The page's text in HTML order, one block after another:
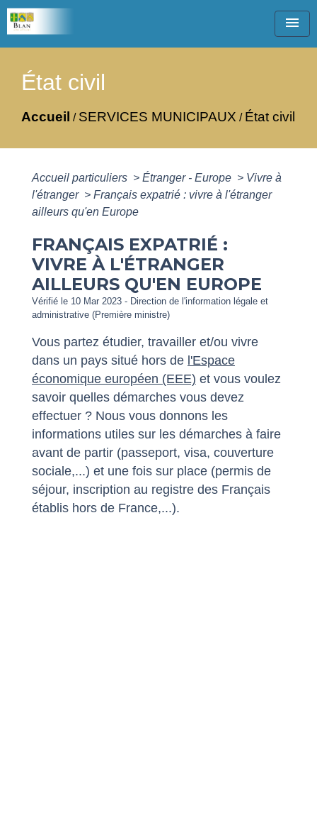
menu
État civil
Accueil / SERVICES MUNICIPAUX / État civil
Accueil particuliers > Étranger - Europe > Vivre à
l'étranger > Français expatrié : vivre à l'étranger
ailleurs qu'en Europe
FRANÇAIS EXPATRIÉ :
VIVRE À L'ÉTRANGER
AILLEURS QU'EN EUROPE
Vérifié le 10 Mar 2023 - Direction de l'information légale et
administrative (Première ministre)
Vous partez étudier, travailler et/ou vivre
dans un pays situé hors de l'Espace
économique européen (EEE) et vous voulez
savoir quelles démarches vous devez
effectuer ? Nous vous donnons les
informations utiles sur les démarches à faire
avant de partir (passeport, visa, couverture
sociale,...) et une fois sur place (permis de
séjour, inscription au registre des Français
établis hors de France,...).